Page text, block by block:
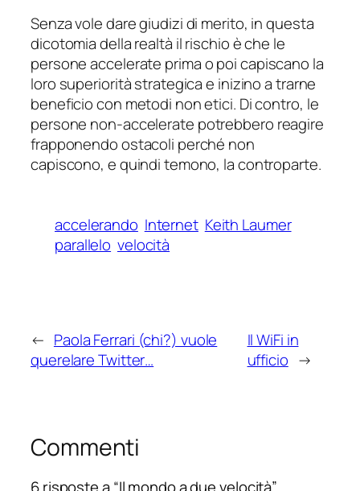
Senza vole dare giudizi di merito, in questa
dicotomia della realtà il rischio è che le
personeaccelerate prima o poi capiscano la
loro superiorità strategica e inizino a trarne
beneficio con metodi non etici. Di contro, le
persone non-accelerate potrebbero reagire
frapponendo ostacoli perché non
capiscono, e quindi temono, la controparte.
accelerando Internet Keith Laumer
parallelo velocità
← Paola Ferrari (chi?) vuole
querelare Twitter…
Il WiFi in
ufficio →
Commenti